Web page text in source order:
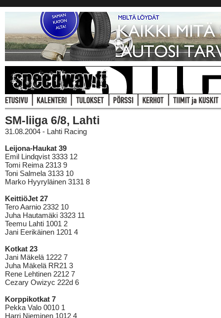
SM-liiga 6/8, Lahti
31.08.2004 - Lahti Racing
Leijona-Haukat 39
Emil Lindqvist 3333 12
Tomi Reima 2313 9
Toni Salmela 3133 10
Marko Hyyryläinen 3131 8
KeittiöJet 27
Tero Aarnio 2332 10
Juha Hautamäki 3323 11
Teemu Lahti 1001 2
Jani Eerikäinen 1201 4
Kotkat 23
Jani Mäkelä 1222 7
Juha Mäkelä RR21 3
Rene Lehtinen 2212 7
Cezary Owizyc 222d 6
Korppikotkat 7
Pekka Valo 0010 1
Harri Nieminen 1012 4